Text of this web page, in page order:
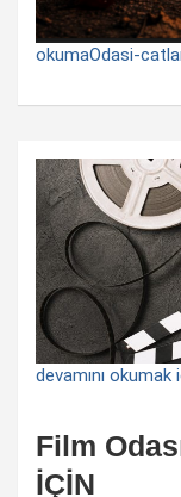
okumaOdasi-
devamını okumak
Film
İÇİN